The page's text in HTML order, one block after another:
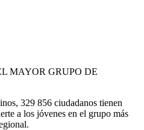
MAYOR GRUPO DE
329 856 ciudadanos tienen
a los jóvenes en el grupo más